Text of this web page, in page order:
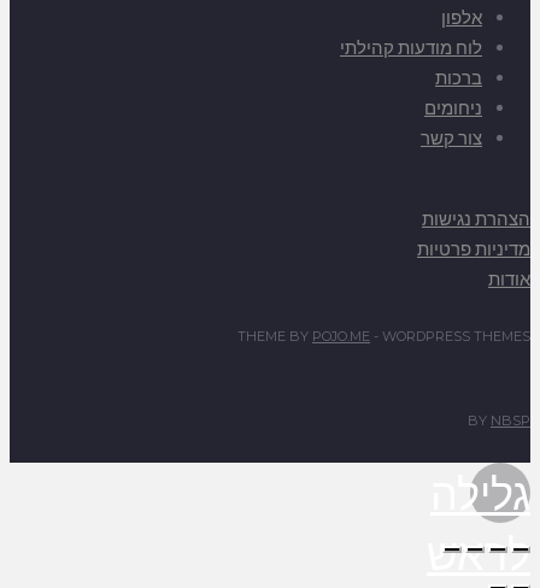
אלפון
לוח מודעות קהילתי
ברכות
ניחומים
צור קשר
הצהרת נגישות
מדיניות פרטיות
אודות
THEME BY POJO.ME - WORDPRESS THEMES
BY NBSP
גלילה
לראש